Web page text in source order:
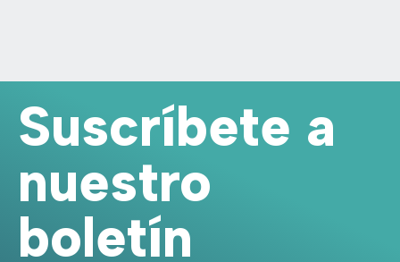
Suscríbete a
nuestro
boletín